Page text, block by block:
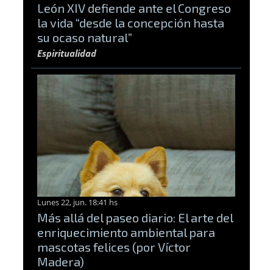
León XIV defiende ante el Congreso
la vida “desde la concepción hasta
su ocaso natural”
Espiritualidad
Lunes 22, jun. 18:41 hs
Más allá del paseo diario: El arte del
enriquecimiento ambiental para
mascotas felices (por Víctor
Madera)